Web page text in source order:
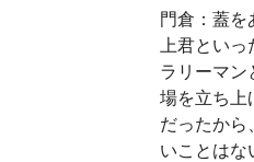
門倉：蓋
上君とい
ラリーマン
場を立ち上
だったから
いことはな